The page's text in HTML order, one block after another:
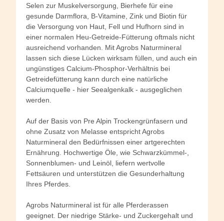
Selen zur Muskelversorgung, Bierhefe für eine
gesunde Darmflora, B-Vitamine, Zink und Biotin für
die Versorgung von Haut, Fell und Hufhorn sind in
einer normalen Heu-Getreide-Fütterung oftmals nicht
ausreichend vorhanden. Mit Agrobs Naturmineral
lassen sich diese Lücken wirksam füllen, und auch ein
ungünstiges Calcium-Phosphor-Verhältnis bei
Getreidefütterung kann durch eine natürliche
Calciumquelle - hier Seealgenkalk - ausgeglichen
werden.
Auf der Basis von Pre Alpin Trockengrünfasern und
ohne Zusatz von Melasse entspricht Agrobs
Naturmineral den Bedürfnissen einer artgerechten
Ernährung. Hochwertige Öle, wie Schwarzkümmel-,
Sonnenblumen- und Leinöl, liefern wertvolle
Fettsäuren und unterstützen die Gesunderhaltung
Ihres Pferdes.
Agrobs Naturmineral ist für alle Pferderassen
geeignet. Der niedrige Stärke- und Zuckergehalt und